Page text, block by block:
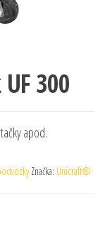
300
apod.
Značka: Unicraft®